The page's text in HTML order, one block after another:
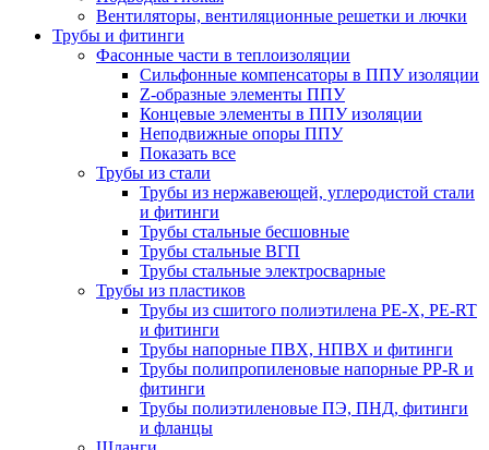
Вентиляторы, вентиляционные решетки и лючки
Трубы и фитинги
Фасонные части в теплоизоляции
Cильфонные компенсаторы в ППУ изоляции
Z-образные элементы ППУ
Концевые элементы в ППУ изоляции
Неподвижные опоры ППУ
Показать все
Трубы из стали
Трубы из нержавеющей, углеродистой стали
и фитинги
Трубы стальные бесшовные
Трубы стальные ВГП
Трубы стальные электросварные
Трубы из пластиков
Трубы из сшитого полиэтилена PE-X, PE-RT
и фитинги
Трубы напорные ПВХ, НПВХ и фитинги
Трубы полипропиленовые напорные PP-R и
фитинги
Трубы полиэтиленовые ПЭ, ПНД, фитинги
и фланцы